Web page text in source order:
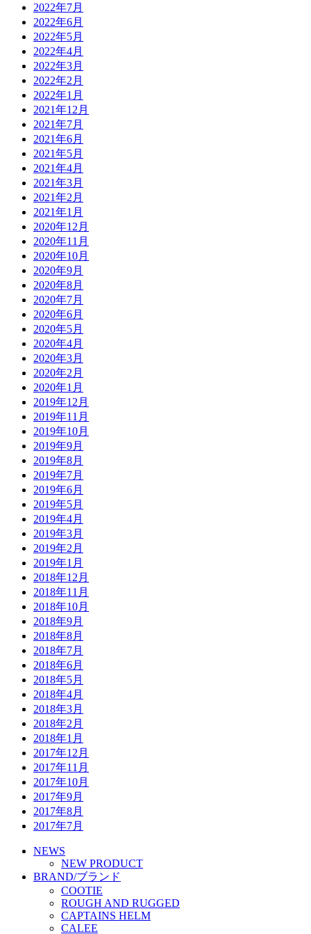
2022年7月
2022年6月
2022年5月
2022年4月
2022年3月
2022年2月
2022年1月
2021年12月
2021年7月
2021年6月
2021年5月
2021年4月
2021年3月
2021年2月
2021年1月
2020年12月
2020年11月
2020年10月
2020年9月
2020年8月
2020年7月
2020年6月
2020年5月
2020年4月
2020年3月
2020年2月
2020年1月
2019年12月
2019年11月
2019年10月
2019年9月
2019年8月
2019年7月
2019年6月
2019年5月
2019年4月
2019年3月
2019年2月
2019年1月
2018年12月
2018年11月
2018年10月
2018年9月
2018年8月
2018年7月
2018年6月
2018年5月
2018年4月
2018年3月
2018年2月
2018年1月
2017年12月
2017年11月
2017年10月
2017年9月
2017年8月
2017年7月
NEWS
NEW PRODUCT
BRAND/ブランド
COOTIE
ROUGH AND RUGGED
CAPTAINS HELM
CALEE